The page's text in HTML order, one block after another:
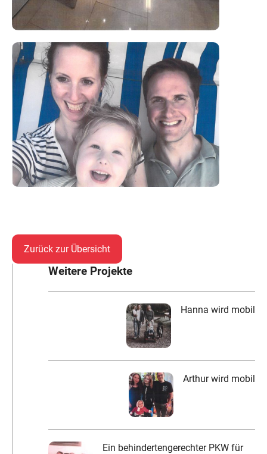
Zurück zur Übersicht
Weitere Projekte
Hanna wird mobil
Arthur wird mobil
Ein behindertengerechter PKW für